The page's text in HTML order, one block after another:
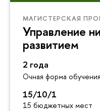
МАГИСТЕРСКАЯ
Управление
развитием
2 года
Очная форма обучения
15/10/1
15 бюджетных мест